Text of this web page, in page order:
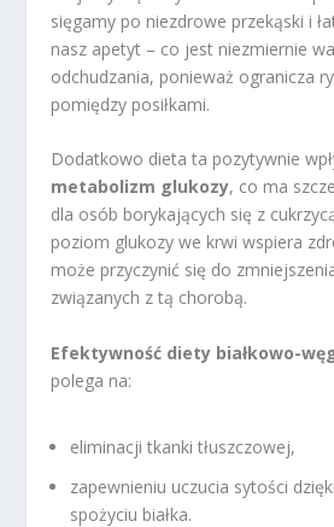
sięgamy po niezdrowe przekąski i
nasz apetyt – co jest niezmiernie
odchudzania, ponieważ ogranicza
pomiędzy posiłkami.
Dodatkowo dieta ta pozytywnie
metabolizm glukozy, co ma
dla osób borykających się z
poziom glukozy we krwi wspiera
może przyczynić się do
związanych z tą chorobą.
Efektywność diety białkowo-
polega na:
eliminacji tkanki tłuszczowej,
zapewnieniu uczucia sytości
spożyciu białka.